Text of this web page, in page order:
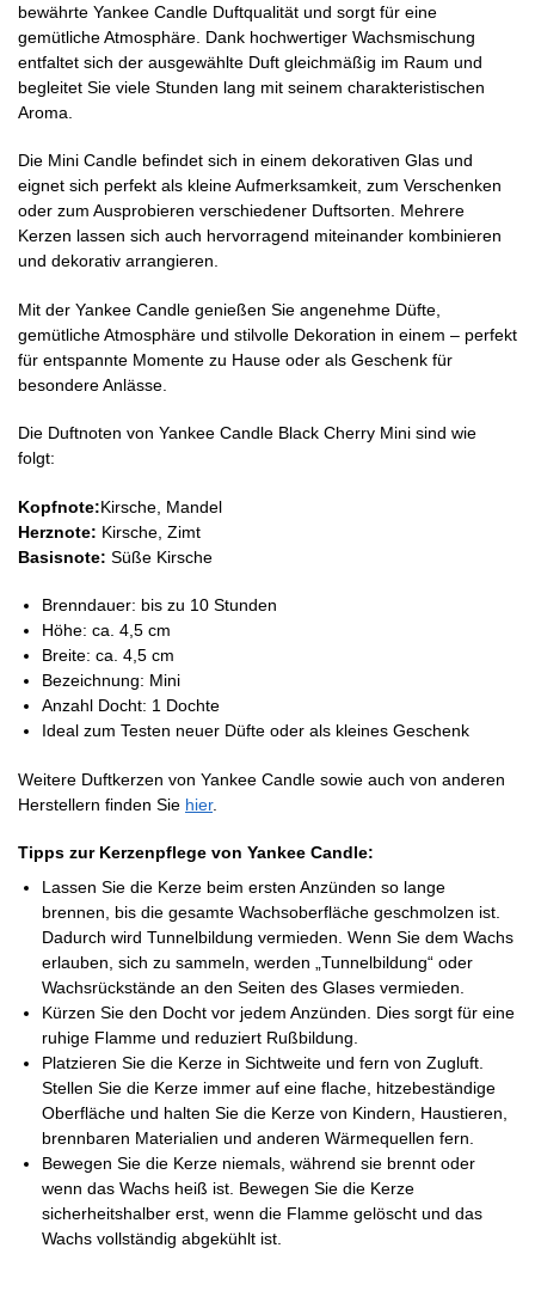
bewährte Yankee Candle Duftqualität und sorgt für eine
gemütliche Atmosphäre. Dank hochwertiger Wachsmischung
entfaltet sich der ausgewählte Duft gleichmäßig im Raum und
begleitet Sie viele Stunden lang mit seinem charakteristischen
Aroma.
Die Mini Candle befindet sich in einem dekorativen Glas und
eignet sich perfekt als kleine Aufmerksamkeit, zum Verschenken
oder zum Ausprobieren verschiedener Duftsorten. Mehrere
Kerzen lassen sich auch hervorragend miteinander kombinieren
und dekorativ arrangieren.
Mit der Yankee Candle genießen Sie angenehme Düfte,
gemütliche Atmosphäre und stilvolle Dekoration in einem – perfekt
für entspannte Momente zu Hause oder als Geschenk für
besondere Anlässe.
Die Duftnoten von Yankee Candle Black Cherry Mini sind wie
folgt:
Kopfnote:Kirsche, Mandel
Herznote: Kirsche, Zimt
Basisnote: Süße Kirsche
Brenndauer: bis zu 10 Stunden
Höhe: ca. 4,5 cm
Breite: ca. 4,5 cm
Bezeichnung: Mini
Anzahl Docht: 1 Dochte
Ideal zum Testen neuer Düfte oder als kleines Geschenk
Weitere Duftkerzen von Yankee Candle sowie auch von anderen
Herstellern finden Sie hier.
Tipps zur Kerzenpflege von Yankee Candle:
Lassen Sie die Kerze beim ersten Anzünden so lange
brennen, bis die gesamte Wachsoberfläche geschmolzen ist.
Dadurch wird Tunnelbildung vermieden. Wenn Sie dem Wachs
erlauben, sich zu sammeln, werden „Tunnelbildung“ oder
Wachsrückstände an den Seiten des Glases vermieden.
Kürzen Sie den Docht vor jedem Anzünden. Dies sorgt für eine
ruhige Flamme und reduziert Rußbildung.
Platzieren Sie die Kerze in Sichtweite und fern von Zugluft.
Stellen Sie die Kerze immer auf eine flache, hitzebeständige
Oberfläche und halten Sie die Kerze von Kindern, Haustieren,
brennbaren Materialien und anderen Wärmequellen fern.
Bewegen Sie die Kerze niemals, während sie brennt oder
wenn das Wachs heiß ist. Bewegen Sie die Kerze
sicherheitshalber erst, wenn die Flamme gelöscht und das
Wachs vollständig abgekühlt ist.